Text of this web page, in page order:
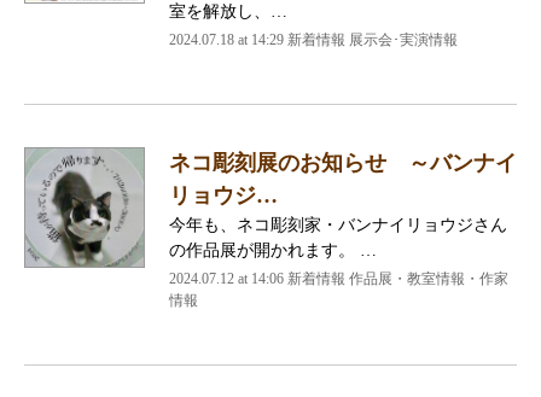
室を解放し、…
2024.07.18 at 14:29 新着情報 展示会･実演情報
ネコ彫刻展のお知らせ ～バンナイ
リョウジ…
今年も、ネコ彫刻家・バンナイリョウジさん
の作品展が開かれます。 …
2024.07.12 at 14:06 新着情報 作品展・教室情報・作家
情報